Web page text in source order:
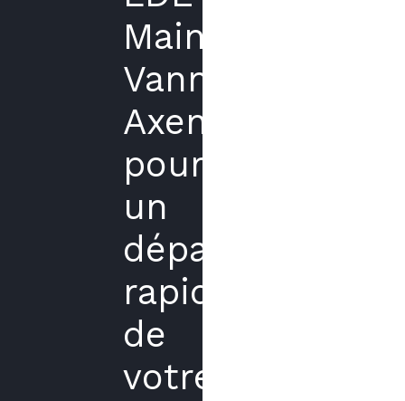
Maintenance
Vannes
Axenergie
pour
un
dépannage
rapide
de
votre